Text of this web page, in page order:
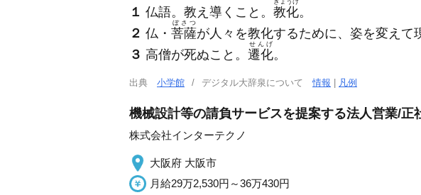
１ 仏語。教え導くこと。 教化。
２ 仏・ 菩薩
ぼさつ
が人々を教化するために、姿を変えて
３ 高僧が死ぬこと。 遷化
せんげ
。
出典 小学館 デジタル大辞泉について情報 凡例
機械設計等の請負サービスを提案する法人営業/正
株式会社インターテクノ
大阪府 大阪市
月給29万2,530円～36万430円